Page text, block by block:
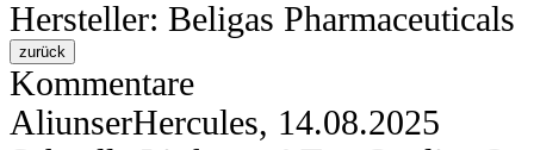
Hersteller: Beligas Pharmaceuticals
Kommentare
AliunserHercules, 14.08.2025